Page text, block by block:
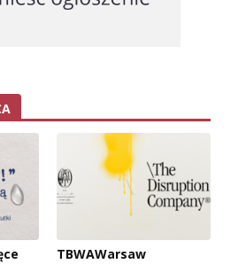
TBWAWarsaw